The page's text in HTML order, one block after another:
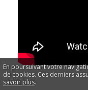
En poursuivant votre
de cookies. Ces derniers
savoir plus.